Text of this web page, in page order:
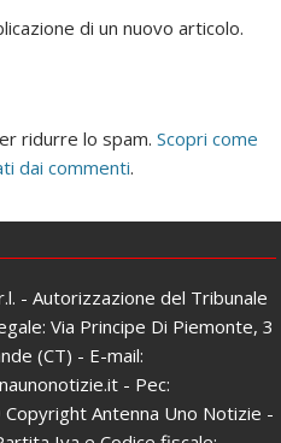
di un nuovo articolo.
ridurre lo spam.Scopri come
dai commenti.
- Autorizzazione del Tribunale
Via Principe Di Piemonte, 3
(CT) - E-mail:
- Pec:
Antenna Uno Notizie -